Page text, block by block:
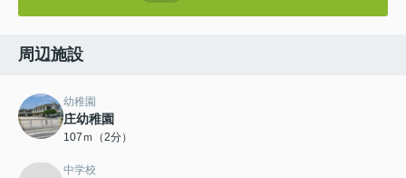
周辺施設
幼稚園
庄幼稚園
107ｍ（2分）
中学校